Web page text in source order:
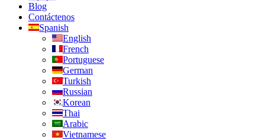
Blog
Contáctenos
Spanish
English
French
Portuguese
German
Turkish
Russian
Korean
Thai
Arabic
Vietnamese